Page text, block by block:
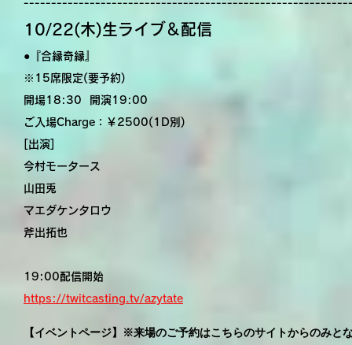
10/22(木)生ライブ＆配信
●『合縁奇縁』
※15席限定(要予約)
開場18:30 開演19:00
ご入場Charge：￥2500(1D別)
[出演]
今村モータース
山田兎
マエダケンタロウ
斧出拓也
19:00配信開始
https://twitcasting.tv/azytate
【イベントページ】※来場のご予約はこちらのサイトからのみと